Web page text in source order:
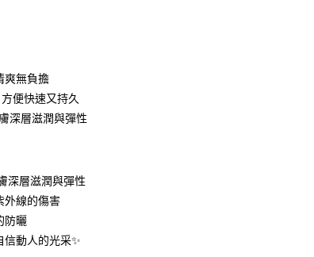
爽無負擔
便快速又持久
深層滋潤與彈性
深層滋潤與彈性
外線的傷害
防曬
動人的光采✨